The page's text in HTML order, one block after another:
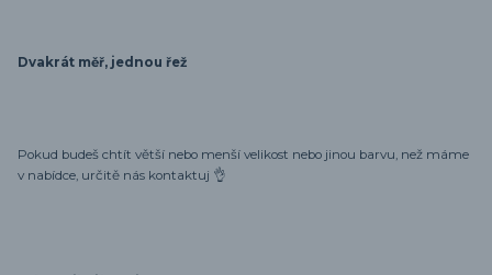
Dvakrát měř, jednou řež
Pokud budeš chtít větší nebo menší velikost nebo jinou barvu, než máme
v nabídce, určitě nás kontaktuj 👌